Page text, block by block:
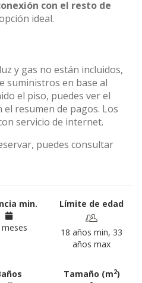
con el resto de
ideal.
y gas no están incluidos,
suministros en base al
el piso, puedes ver el
resumen de pagos. Los
servicio de internet.
puedes consultar
min.
meses
Límite de edad
18 años min, 33
años max
Tamaño (m2)